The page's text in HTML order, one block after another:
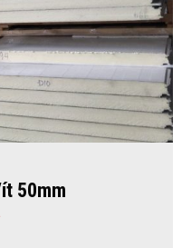
50mm
Khoảng